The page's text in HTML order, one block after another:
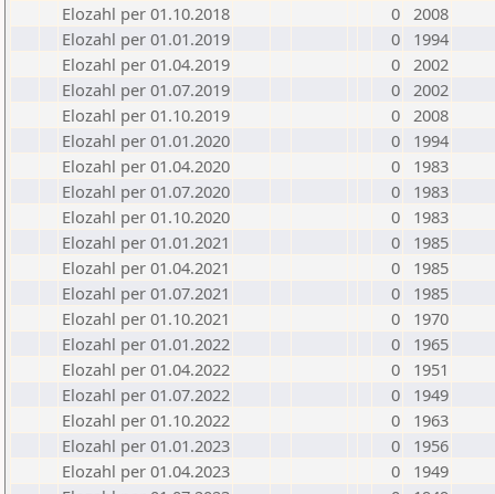
Elozahl per 01.10.2018
0 2008
Elozahl per 01.01.2019
0
1994
Elozahl per 01.04.2019
0 2002
Elozahl per 01.07.2019
0 2002
Elozahl per 01.10.2019
0 2008
Elozahl per 01.01.2020
0
1994
Elozahl per 01.04.2020
0
1983
Elozahl per 01.07.2020
0
1983
Elozahl per 01.10.2020
0
1983
Elozahl per 01.01.2021
0
1985
Elozahl per 01.04.2021
0
1985
Elozahl per 01.07.2021
0
1985
Elozahl per 01.10.2021
0
1970
Elozahl per 01.01.2022
0
1965
Elozahl per 01.04.2022
0
1951
Elozahl per 01.07.2022
0
1949
Elozahl per 01.10.2022
0
1963
Elozahl per 01.01.2023
0
1956
Elozahl per 01.04.2023
0
1949